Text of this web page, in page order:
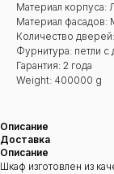
Материал
Материал
Количество
Фурнитура: петли с
Гарантия: 2 года
Weight: 400000 g
Описание
Доставка
Описание
Шкаф изготовлен из